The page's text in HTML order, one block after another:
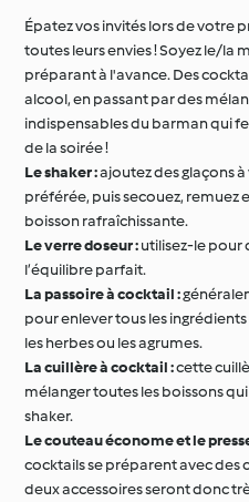
Épatez vos invités lors de votre
toutes leurs envies ! Soyez le/la
préparant à l'avance. Des
alcool, en passant par des
indispensables du barman qui
de la soirée !
Le shaker :ajoutez des glaçons
préférée, puis secouez, remuez
boisson rafraîchissante.
Le verre doseur :utilisez-le pour
l’équilibre parfait.
La passoire à cocktail :
pour enlever tous les
les herbes ou les agrumes.
La cuillère à cocktail :cette
mélanger toutes les boissons
shaker.
Le couteau économe et le
cocktails se préparent avec des
deux accessoires seront donc